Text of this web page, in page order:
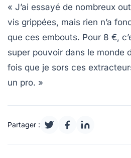
« J’ai essayé de nombreux
vis grippées, mais rien n’a
que ces embouts. Pour 8 €,
super pouvoir dans le monde
fois que je sors ces
un pro. »
Partager :